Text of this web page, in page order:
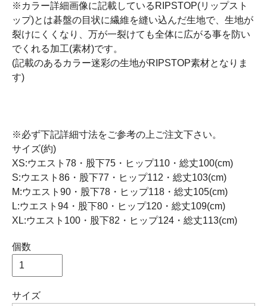
※カラー詳細画像に記載しているRIPSTOP(リップスト
ップ)とは碁盤の目状に繊維を縫い込んだ生地で、生地が
裂けにくくなり、万が一裂けても全体に広がる事を防い
でくれる加工(素材)です。
(記載のあるカラー迷彩の生地がRIPSTOP素材となりま
す)
※必ず下記詳細寸法をご参考の上ご注文下さい。
サイズ(約)
XS:ウエスト78・股下75・ヒップ110・総丈100(cm)
S:ウエスト86・股下77・ヒップ112・総丈103(cm)
M:ウエスト90・股下78・ヒップ118・総丈105(cm)
L:ウエスト94・股下80・ヒップ120・総丈109(cm)
XL:ウエスト100・股下82・ヒップ124・総丈113(cm)
個数
サイズ